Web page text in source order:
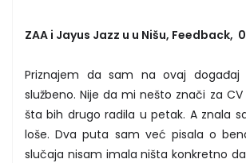
ZAA i Jayus Jazz u u Nišu, Feedback,
Priznajem da sam na ovaj događaj
službeno. Nije da mi nešto znači za
šta bih drugo radila u petak. A znala
loše. Dva puta sam već pisala o
slučaja nisam imala ništa konkretno